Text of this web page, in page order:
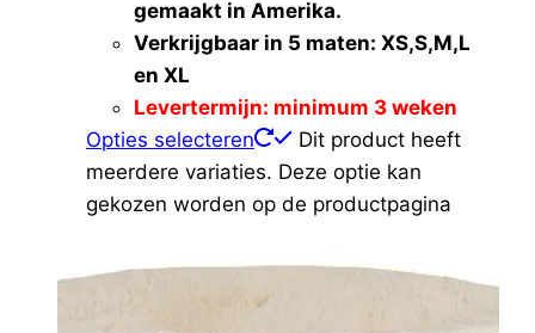
gemaakt in Amerika.
Verkrijgbaar in 5 maten: XS,S,M,L
en XL
Levertermijn: minimum 3 weken
Opties selecteren
Dit product heeft
meerdere variaties. Deze optie kan
gekozen worden op de productpagina